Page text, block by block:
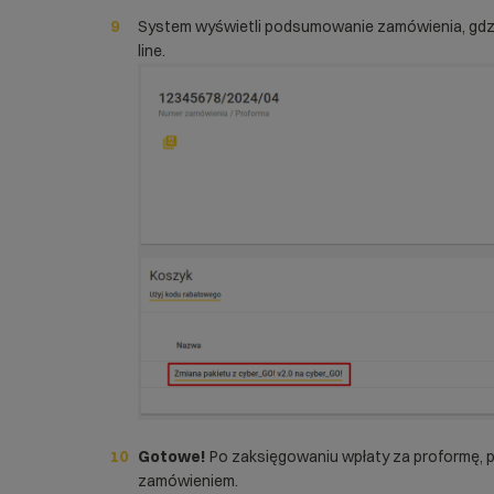
System wyświetli podsumowanie zamówienia,
line.
Gotowe! Po zaksięgowaniu wpłaty za
zamówieniem.